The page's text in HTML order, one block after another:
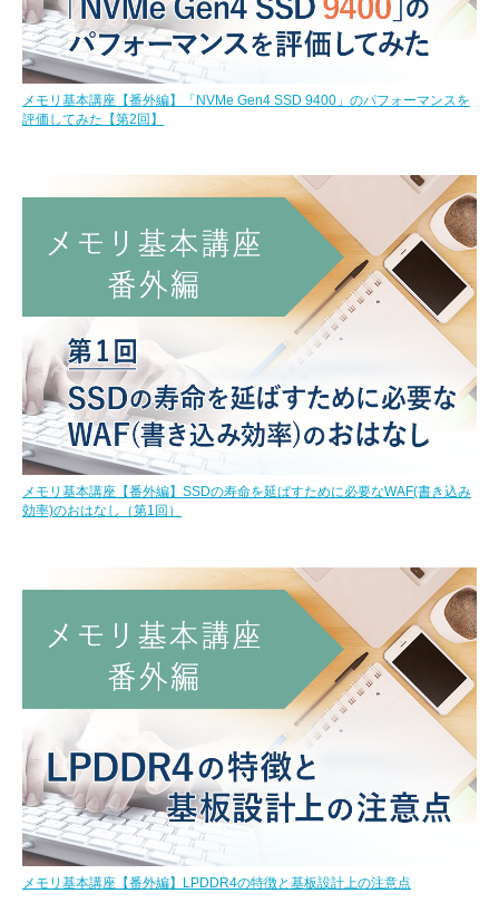
メモリ基本講座【番外編】「NVMe Gen4 SSD 9400」のパフォーマンスを
評価してみた【第2回】
メモリ基本講座【番外編】SSDの寿命を延ばすために必要なWAF(書き込み
効率)のおはなし（第1回）
メモリ基本講座【番外編】LPDDR4の特徴と基板設計上の注意点